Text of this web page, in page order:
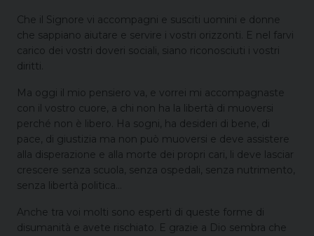
Che il Signore vi accompagni e susciti uomini e donne
che sappiano aiutare e servire i vostri orizzonti. E nel farvi
carico dei vostri doveri sociali, siano riconosciuti i vostri
diritti.
Ma oggi il mio pensiero va, e vorrei mi accompagnaste
con il vostro cuore, a chi non ha la libertà di muoversi
perché non è libero. Ha sogni, ha desideri di bene, di
pace, di giustizia ma non può muoversi e deve assistere
alla disperazione e alla morte dei propri cari, li deve lasciar
crescere senza scuola, senza ospedali, senza nutrimento,
senza libertà politica…
Anche tra voi molti sono esperti di queste forme di
disumanità e avete rischiato. E grazie a Dio sembra che